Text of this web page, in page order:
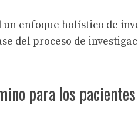
enfoque holístico de
del proceso de
para los